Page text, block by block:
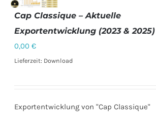
DETAILS
Cap Classique – Aktuelle
Exportentwicklung (2023 & 2025)
0,00€
Lieferzeit: Download
Exportentwicklung von "Cap Classique"